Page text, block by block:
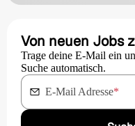
Von neuen Jobs
Trage deine E-Mail ein
Suche automatisch.
E-Mail Adresse*